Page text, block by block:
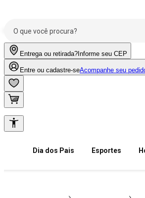
Entrega ou retirada? Informe seu CEP
Entre ou cadastre-seAcompanhe seu
Dia dos Pais Esportes